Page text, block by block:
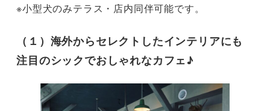
※小型犬のみテラス・店内同伴可能です。
（１）海外からセレクトしたインテリアにも
注目のシックでおしゃれなカフェ♪